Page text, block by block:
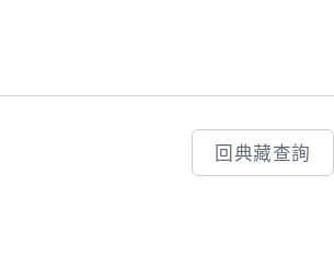
回典藏查詢